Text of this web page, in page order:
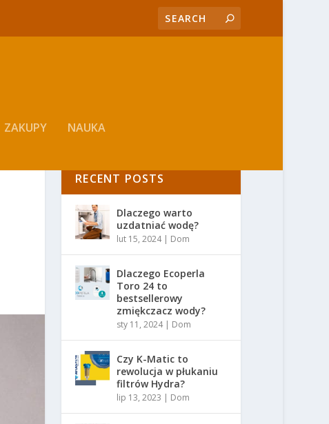
ZAKUPY NAUKA
RECENT POSTS
Dlaczego warto
uzdatniać wodę?
lut 15, 2024| Dom
Dlaczego Ecoperla
Toro 24 to
bestsellerowy
zmiękczacz wody?
sty 11, 2024| Dom
Czy K-Matic to
rewolucja w płukaniu
filtrów Hydra?
lip 13, 2023 | Dom